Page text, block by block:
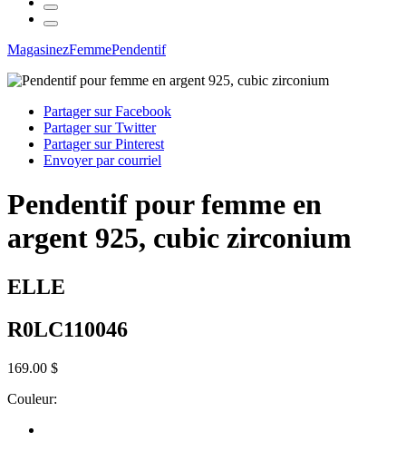
MagasinezFemmePendentif
Partager sur Facebook
Partager sur Twitter
Partager sur Pinterest
Envoyer par courriel
Pendentif pour femme en
argent 925, cubic zirconium
ELLE
R0LC110046
169.00 $
Couleur: